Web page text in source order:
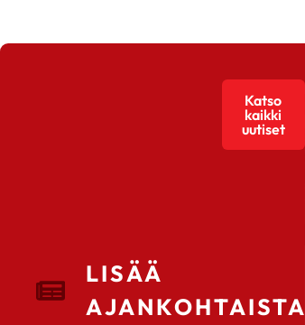
LISÄÄ
AJANKOHTAISTA
Katso
kaikki
uutiset